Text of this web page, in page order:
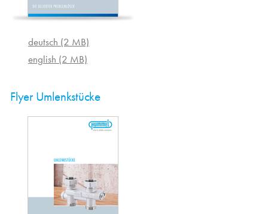
deutsch (2 MB)
english (2 MB)
Flyer Umlenkstücke